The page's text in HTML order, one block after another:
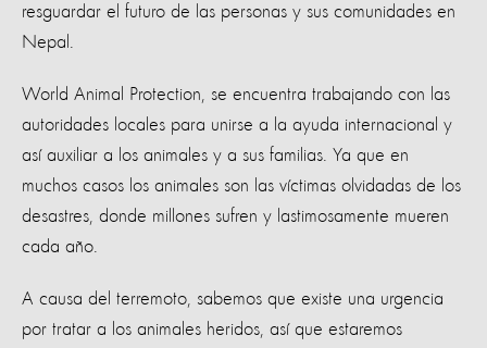
resguardar el futuro de las personas y sus comunidades en
Nepal.
World Animal Protection, se encuentra trabajando con las
autoridades locales para unirse a la ayuda internacional y
así auxiliar a los animales y a sus familias. Ya que en
muchos casos los animales son las víctimas olvidadas de los
desastres, donde millones sufren y lastimosamente mueren
cada año.
A causa del terremoto, sabemos que existe una urgencia
por tratar a los animales heridos, así que estaremos